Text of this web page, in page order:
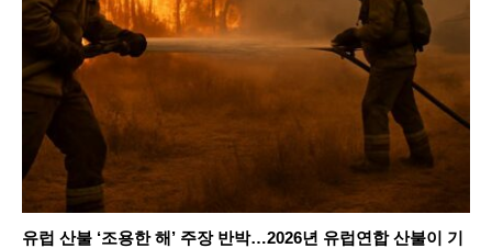
유럽 산불 ‘조용한 해’ 주장 반박…2026년 유럽연합 산불이 기